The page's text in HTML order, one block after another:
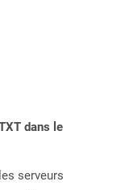
dans le
serveurs